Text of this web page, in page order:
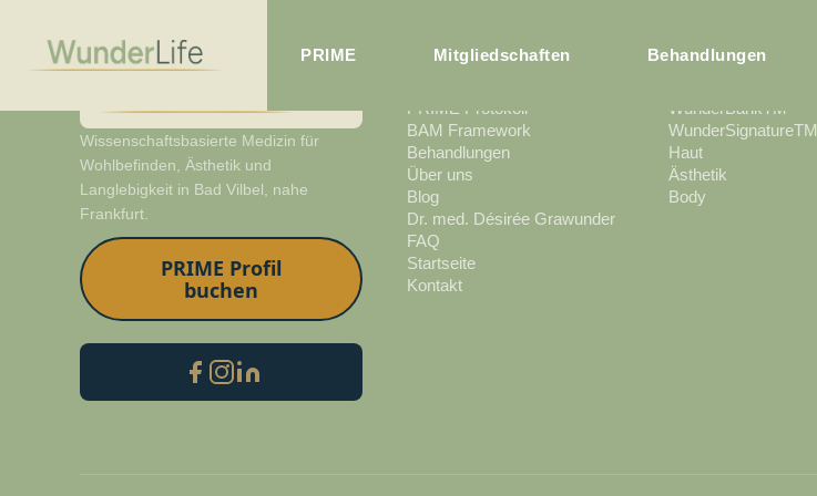
PRIME Mitgliedschaften Behandlungen
Wissenschaftsbasierte Medizin für
Wohlbefinden, Ästhetik und
Langlebigkeit in Bad Vilbel, nahe
Frankfurt.
PRIME Profil
buchen
PRIME Protokoll
BAM Framework
Behandlungen
Über uns
Blog
Dr. med. Désirée Grawunder
FAQ
Startseite
Kontakt
WunderBankTM
WunderSignatureTM
Haut
Ästhetik
Body